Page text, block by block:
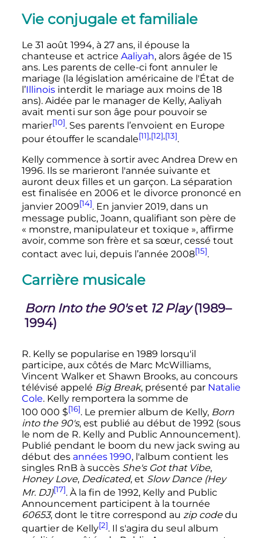
Vie conjugale et familiale
Le 31 août 1994, à 27 ans, il épouse la
chanteuse et actrice Aaliyah, alors âgée de 15
ans. Les parents de celle-ci font annuler le
mariage (la législation américaine de l'État de
l’Illinoisinterdit le mariage aux moins de 18
ans). Aidée par le manager de Kelly, Aaliyah
avait menti sur son âge pour pouvoir se
marier[10]. Ses parents l’envoient en Europe
pour étouffer le scandale[11],[12],[13].
Kelly commence à sortir avec Andrea Drew en
1996. Ils se marieront l'année suivante et
auront deux filles et un garçon. La séparation
est finalisée en 2006 et le divorce prononcé en
janvier 2009[14]. En janvier 2019, dans un
message public, Joann, qualifiant son père de
« monstre, manipulateur et toxique », affirme
avoir, comme son frère et sa sœur, cessé tout
contact avec lui, depuis l’année 2008[15].
Carrière musicale
Born Into the 90'set 12 Play(1989–
1994)
R. Kelly se popularise en 1989 lorsqu'il
participe, aux côtés de Marc McWilliams,
Vincent Walker et Shawn Brooks, au concours
télévisé appelé Big Break, présenté par Natalie
Cole. Kelly remportera la somme de
100 000 $[16]. Le premier album de Kelly, Born
into the 90's, est publié au début de 1992 (sous
le nom de R. Kelly and Public Announcement).
Publié pendant le boom du new jack swing au
début des années 1990, l'album contient les
singles RnB à succès She's Got that Vibe,
Honey Love, Dedicated, et Slow Dance (Hey
Mr. DJ)[17]. À la fin de 1992, Kelly and Public
Announcement participent à la tournée
60653, dont le titre correspond au zip codedu
quartier de Kelly[2]. Il s'agira du seul album